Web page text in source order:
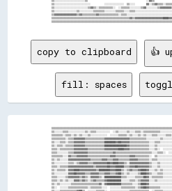
copy to clipboard 👍
fill: spaces
▒▒▒▒▒▒▒▒▒▒▒▒▒▒▒▒▒▒▒▒▒▒▒▒▒▒▒▒▒▒▒▒▒▒▒▒▒▒▒▒▒▒▒▒▒▒▒▒▒▒▒▒▒▒▒▒▒▒▒▒▒▒▒▒▒▒▒▒▒▒▒▒▒▒▒▒▒▒▒▒▒▒▒▒▒▒▒▒▒▒▒▒▒▒▒▒▒▒▒▒▒▒▒▒▒▒▒▒▒▒▒▒▒▒▒▒▒▒▒▒▒▒▒▒▒▒▒▒▒▒▒▒▒▒▒▒▒▒▒▒▒▒▒▒▒▒▒▒▒▒
▒▒░░░░░░▒▒▒▒░░░░░░░░░░░░▒▒░░▒▒▒▒░░░░░░░░░░  ░░▒▒░░░░░░▒▒░░░░▒▒▒▒░░▒▒▒▒▒▒▒▒▒▒▒▒░░░░░░░░░░░░░░░░▒▒░░░░▒▒░░▒▒░░▒▒▒▒  ░░▒▒▒▒░░░░░░░░▒▒▒▒░░░░░░░░░░▒▒░░▒▒▒▒
▒▒▒▒▒▒▒▒░░▒▒▒▒░░▒▒░░▒▒░░░░▒▒░░░░░░░░░░░░  ░░░░░░▒▒▒▒▒▒░░▒▒░░░░▒▒░░▒▒░░░░▒▒▒▒░░░░░░▒▒▒▒░░░░▒▒░░░░▒▒░░░░▒▒▒▒░░▒▒▒▒░░▒▒░░░░▒▒▒▒▒▒▒▒░░░░▒▒░░▒▒░░░░▒▒▒▒▒▒▒▒
▒▒▒▒▒▒▒▒▒▒░░▒▒▒▒▓▓▓▓▓▓▓▓▒▒▒▒▒▒▒▒▒▒▒▒▒▒▓▓▓▓▓▓▓▓▓▓▓▓▓▓▓▓▓▓▒▒▒▒▒▒▒▒▒▒▒▒░░░░░░░░░░▒▒░░░░░░░░░░░░░░░░░░░░░░░░░░░░▒▒▒▒▒▒░░▒▒▒▒░░░░▒▒▒▒▒▒▓▓▓▓▓▓▒▒░░░░░░░░▒▒▒▒
▒▒░░░░▒▒▒▒░░▒▒▒▒▓▓▓▓▓▓▓▓▒▒▒▒▒▒▒▒▒▒▒▒▒▒████████▓▓██▓▓▓▓▓▓▒▒▒▒▒▒▒▒▒▒▒▒▒▒░░░░▒▒▒▒░░░░░░░░░░░░░░░░░░░░▓▓▒▒░░░░░░▒▒▒▒▒▒░░▒▒▒▒░░░░▒▒▒▒▒▒▓▓▓▓▓▓▒▒░░░░░░░░▒▒▒▒
▒▒░░▒▒▒▒░░▒▒▒▒▒▒▓▓▓▓▓▓▓▓▒▒▒▒▒▒▒▒▒▒▒▒▒▒████████████████▓▓▒▒▒▒▒▒▒▒▒▒▒▒▒▒░░░░▒▒░░░░░░░░░░░░░░░░░░░░▒▒▒▒▓▓░░░░░░▒▒▒▒▒▒░░▓▓▓▓▒▒░░▒▒▒▒▒▒▓▓▓▓▒▒▒▒░░░░░░▒▒▒▒▒▒
▒▒▒▒░░▒▒▒▒▒▒▒▒▒▒▓▓▓▓▓▓▓▓▓▓▒▒▒▒▒▒▒▒▒▒▒▒▓▓▓▓▓▓▓▓▓▓████▓▓▓▓▒▒▒▒▒▒▒▒▒▒▒▒▒▒░░░░▒▒░░  ░░░░░░░░░░░░░░░░▒▒▓▓▓▓░░░░░░▒▒▒▒▒▒▓▓▓▓▓▓▓▓▒▒▒▒▒▒▒▒▓▓▓▓▒▒▒▒░░▒▒▒▒▒▒░░▒▒
▒▒▒▒░░░░░░░░▒▒▒▒▓▓▓▓▓▓▓▓▓▓▒▒▒▒▒▒▒▒▒▒▒▒▒▒▒▒▒▒▓▓▒▒▒▒▒▒▒▒▒▒▒▒▒▒▒▒▒▒▒▒▒▒▒▒▒▒░░░░▒▒▒▒░░  ░░░░░░░░  ░░░░░░▓▓░░░░░░▒▒▒▒▒▒▒▒▒▒▓▓▓▓▒▒▒▒▒▒▒▒▓▓▓▓▒▒▒▒░░░░░░░░▒▒▒▒
▒▒▒▒▒▒▒▒░░░░▓▓▒▒▒▒▓▓▓▓▓▓▓▓▒▒▒▒▒▒▒▒▒▒▒▒▒▒▒▒▓▓▓▓▒▒▒▒▒▒▒▒▒▒▓▓▓▓▒▒▒▒▒▒▒▒▒▒░░  ▒▒░░░░░░░░░░░░░░░░░░░░▒▒░░░░░░░░░░▒▒▒▒▒▒▓▓▓▓▓▓▓▓▒▒▒▒▒▒▒▒▓▓▓▓▓▓░░▒▒▒▒░░▒▒▒▒▒▒
▒▒░░▒▒░░░░░░▓▓▓▓▓▓▓▓▓▓▓▓▓▓▓▓▒▒▒▒▒▒▒▒▓▓▓▓▒▒▒▒▓▓▓▓▒▒▒▒▒▒▒▒▓▓▓▓▓▓▒▒▒▒▒▒▒▒░░▒▒▒▒░░░░░░░░░░░░░░░░░░▒▒░░░░░░▒▒░░░░▒▒▒▒▒▒▓▓▓▓▓▓▓▓░░▒▒▒▒▒▒▓▓▒▒░░░░░░▒▒░░▒▒▒▒▒▒
▒▒░░░░░░░░░░▒▒▒▒░░▒▒▓▓▓▓▓▓▒▒▒▒▓▓▓▓▓▓▓▓▓▓██▓▓████▓▓▓▓▒▒░░▓▓▓▓▓▓▓▓▓▓▓▓▓▓▒▒░░░░▒▒░░░░░░░░░░░░░░░░░░░░░░░░▒▒░░░░▓▓▓▓▒▒██▓▓▓▓▒▒▒▒░░▒▒▒▒▓▓▒▒▒▒▒▒░░░░▒▒░░░░▒▒
▒▒▒▒░░▒▒▒▒▒▒▓▓▓▓▓▓▓▓▓▓▓▓▓▓▓▓▓▓▒▒▓▓▓▓▓▓▓▓██▓▓▓▓██████▒▒▒▒▓▓▓▓██▓▓▓▓▓▓▓▓▒▒░░░░▒▒░░░░░░░░░░░░░░░░░░░░░░░░▒▒░░░░▓▓▓▓▒▒░░▒▒▒▒▒▒▒▒░░░░▒▒▓▓▒▒▒▒▒▒░░░░▒▒░░▒▒▒▒
▒▒░░▒▒▒▒▒▒░░▓▓▓▓████▓▓▓▓▓▓▓▓▓▓▓▓▒▒████████▓▓▓▓████▒▒░░▒▒▓▓▒▒▒▒▓▓████▓▓░░░░▒▒░░▒▒░░░░░░░░░░░░░░░░░░░░░░▒▒░░░░▓▓██▒▒▒▒▒▒▒▒▒▒▓▓▓▓░░▓▓▓▓▒▒▒▒▒▒▒▒▒▒▒▒░░▒▒▒▒
▒▒░░░░░░░░░░▓▓▓▓██▓▓▓▓▓▓▒▒▒▒▓▓▓▓▓▓▒▒▒▒▓▓▓▓▒▒▒▒▓▓██▒▒░░▒▒░░░░░░▒▒████▓▓▒▒░░░░▒▒▒▒░░░░░░░░░░░░░░░░░░▒▒▒▒▒▒░░░░▓▓▓▓▒▒▒▒░░▒▒░░▒▒▓▓░░▒▒▓▓▒▒▒▒▓▓░░▒▒░░░░▒▒▒▒
▒▒▒▒░░░░░░▒▒▓▓▓▓▓▓▓▓▒▒▓▓▒▒░░▓▓▓▓▓▓▒▒░░████████████▒▒▒▒░░░░░░▒▒▒▒▒▒██▓▓░░▒▒▒▒▒▒▒▒░░░░░░░░░░░░░░░░░░░░▓▓▓▓░░░░▓▓▓▓▓▓▒▒▒▒▒▒░░░░░░▒▒▒▒▓▓░░░░░░░░▒▒░░▒▒▒▒▒▒
▒▒▒▒░░▒▒░░▒▒░░░░▓▓▓▓▒▒▓▓▒▒░░▒▒▓▓▒▒▒▒▒▒▓▓██████████░░░░░░▒▒▒▒░░▒▒▓▓▓▓▓▓░░░░▒▒░░░░░░░░░░░░░░░░░░░░░░░░▒▒▒▒▒▒░░▓▓▓▓▒▒▓▓▒▒▒▒▒▒▒▒▒▒▒▒▒▒▓▓  ░░░░▒▒░░░░░░▒▒▒▒
▒▒░░▒▒░░░░░░░░▒▒▒▒▒▒▒▒▒▒▒▒▒▒▒▒▒▒▒▒▓▓░░▓▓██████████▒▒▒▒▒▒▒▒░░░░▒▒████▓▓░░░░░░░░░░░░░░░░░░░░░░░░░░░░░░▒▒▒▒▒▒░░▓▓▓▓▒▒▓▓▒▒▒▒░░░░▓▓▒▒▒▒▓▓      ░░░░░░░░▒▒▒▒
▒▒░░  ░░░░░░▒▒▒▒▒▒▒▒▒▒▒▒▒▒░░▒▒▒▒▒▒▒▒░░░░  ░░░░░░░░▒▒▒▒▒▒▒▒▒▒░░▒▒▓▓██▓▓▒▒▒▒▒▒▒▒░░░░░░░░░░░░░░░░░░▒▒▒▒▓▓▒▒▒▒░░▓▓▒▒▒▒▒▒▒▒▒▒▒▒██▓▓▒▒▒▒▓▓  ░░░░░░░░░░▒▒▒▒▒▒
▒▒░░░░▒▒▒▒▒▒▒▒▒▒▒▒▓▓██▒▒  ░░░░░░▒▒▒▒▒▒░░  ░░░░░░░░░░░░░░▒▒▒▒▒▒▒▒▒▒▒▒▒▒  ░░▒▒▒▒▒▒░░░░░░░░░░░░░░░░▓▓██▓▓▒▒▒▒▒▒▓▓▒▒▓▓██▓▓████▓▓▓▓▓▓▒▒▓▓░░    ▒▒▒▒▒▒▒▒░░▒▒
▒▒░░░░░░░░░░▒▒▒▒▒▒▒▒▒▒▒▒░░░░░░▒▒▒▒░░░░░░  ░░░░░░░░░░░░░░░░▒▒▒▒▒▒▒▒▒▒░░▒▒▒▒░░░░▒▒░░░░░░░░░░░░░░░░▒▒██▓▓▒▒▒▒▒▒▒▒▒▒▒▒▓▓██████▓▓▓▓▓▓▒▒▓▓░░░░░░▒▒▒▒░░░░░░▒▒
▒▒░░░░░░░░░░▒▒▒▒▒▒▒▒▒▒░░░░░░░░░░░░░░░░░░░░░░░░░░░░░░░░░░░░░░▒▒▒▒▒▒▒▒▒▒▒▒▒▒░░░░░░░░░░░░░░░░░░░░░░▒▒██▓▓▒▒▒▒▒▒▒▒▒▒▒▒▓▓██████▓▓▓▓▓▓▓▓▒▒░░  ░░░░░░  ░░░░▒▒
▒▒▒▒▒▒░░░░▒▒▒▒▒▒▒▒▒▒░░░░░░░░░░░░░░░░░░░░░░░░░░░░░░░░░░░░░░░░▒▒▒▒▒▒▒▒▒▒░░░░▒▒▒▒░░░░░░░░░░░░░░░░░░▒▒██▓▓▒▒▒▒▒▒▓▓▒▒▒▒▓▓██████▓▓▓▓▒▒▓▓▒▒░░░░░░▒▒▒▒▒▒░░▒▒▒▒
▒▒░░▒▒▒▒▒▒░░▒▒░░▒▒░░░░░░░░░░░░░░░░░░░░░░░░░░░░░░░░░░░░░░░░░░░░▒▒▒▒▒▒░░░░▒▒▒▒░░░░░░░░░░░░░░░░░░░░▒▒██▓▓▒▒▒▒▒▒▓▓▒▒▒▒▓▓██████▓▓▓▓▒▒▓▓▒▒░░░░░░░░░░▒▒░░▒▒▒▒
▒▒░░░░▒▒░░░░▒▒▒▒░░░░░░░░░░░░░░░░░░░░░░░░░░░░░░░░░░░░░░░░░░░░░░░░▒▒▒▒▒▒▒▒░░░░▒▒▒▒░░░░░░░░░░░░░░░░▓▓▓▓██▒▒▒▒▒▒▓▓▒▒▓▓▓▓████████▓▓▒▒▓▓▒▒░░░░░░░░░░░░░░░░▒▒
▒▒▒▒░░▒▒░░▒▒▒▒▒▒▒▒░░░░░░░░░░░░░░░░░░░░░░░░░░░░░░░░░░░░░░░░░░░░░░░░▒▒▒▒▒▒▒▒░░░░▒▒░░░░░░░░░░░░░░░░▓▓██████████▓▓▓▓▓▓▓▓██▓▓████▓▓▒▒▒▒░░░░░░░░▒▒▒▒▒▒░░▒▒▒▒
▒▒▒▒▒▒▒▒░░▒▒▒▒░░░░░░░░▒▒▒▒░░░░▒▒▒▒▒▒▒▒░░░░░░▒▒▒▒▒▒▒▒▒▒▒▒░░░░▒▒░░▒▒░░░░░░▒▒▒▒░░░░▒▒▒▒░░░░░░▒▒▒▒▒▒░░░░░░░░░░▒▒▒▒░░░░▒▒▒▒░░░░▒▒▒▒▒▒░░░░░░░░░░▒▒▒▒▒▒▒▒▒▒▒▒
▒▒░░░░░░░░░░░░░░▒▒▒▒░░░░░░░░░░▒▒░░░░░░░░░░░░░░░░░░░░▒▒▒▒▒▒░░░░░░░░░░░░░░░░▒▒░░▒▒▒▒░░░░░░▒▒░░▒▒░░░░░░░░░░░░░░▒▒▒▒▒▒▒▒░░▒▒▒▒░░▒▒▒▒▒▒▒▒░░░░░░▒▒▒▒▒▒░░▒▒▒▒
▒▒░░░░░░░░▒▒▓▓▒▒▒▒▒▒▒▒▒▒▒▒▒▒▒▒▒▒▒▒▒▒▒▒▒▒▒▒░░▒▒▒▒▒▒▒▒▒▒▒▒▒▒▒▒▓▓▓▓▓▓▓▓▒▒▒▒▒▒▒▒▒▒▓▓▓▓▓▓▓▓▓▓▓▓▓▓▓▓▓▓▓▓▓▓▓▓▓▓▓▓▓▓████▓▓▓▓▓▓▓▓▓▓▒▒▒▒▒▒░░░░░░░░▓▓░░░░░░▒▒▒▒▒▒
▒▒▒▒░░░░▒▒▒▒▒▒▒▒▒▒▒▒▒▒▒▒▒▒▓▓▓▓▓▓▓▓▓▓▒▒▒▒▒▒▒▒▒▒▓▓▒▒▒▒▒▒▓▓▓▓▓▓▓▓▓▓▓▓▓▓▒▒░░░░▒▒░░▓▓▓▓▓▓▓▓▓▓▒▒▓▓▓▓▓▓▓▓▓▓▓▓▓▓▓▓▓▓▓▓▓▓▓▓▓▓▓▓▓▓▓▓▓▓        ░░░░▒▒░░░░░░▒▒▒▒▒▒
▒▒▒▒▒▒▒▒░░▒▒▒▒▒▒▒▒▒▒▒▒▒▒▒▒▓▓▒▒▓▓▓▓▓▓▓▓▓▓▒▒▓▓▓▓▓▓▓▓▒▒▒▒▓▓▓▓▒▒▓▓▓▓▓▓▓▓▒▒░░░░░░░░▓▓▓▓▓▓▓▓▓▓▒▒▒▒▓▓▒▒▓▓▒▒▒▒▒▒▒▒▒▒▒▒▓▓▓▓▓▓▓▓▓▓▓▓▓▓▓▓▓▓▓▓▓▓▓▓▓▓▓▓░░▒▒░░▒▒▒▒▒▒
▒▒░░░░░░░░░░▓▓▒▒▒▒▒▒▒▒▒▒░░▓▓▓▓▓▓▓▓██▓▓▒▒▒▒▓▓██████▒▒▒▒▓▓▒▒▒▒▓▓▒▒▒▒██▓▓▒▒░░▒▒░░▓▓██████▓▓▓▓▒▒▒▒▒▒▒▒▒▒▒▒▒▒▒▒▒▒▒▒▒▒▒▒▒▒▒▒▒▒▒▒▓▓▓▓▓▓▓▓▓▓▓▓▓▓▓▓░░░░░░░░░░▒▒
▒▒░░▒▒░░░░▒▒▒▒▒▒▒▒▒▒▒▒▒▒▒▒▓▓▓▓▓▓▓▓▓▓▓▓░░▒▒▓▓▓▓▓▓▓▓▒▒▒▒▓▓▒▒▒▒▓▓▓▓▓▓▓▓▓▓░░░░░░▒▒▓▓████████▓▓▓▓▓▓▒▒▒▒▒▒▒▒▒▒▒▒▒▒▒▒▒▒▒▒▒▒▒▒▒▒▒▒▒▒▒▒▒▒▒▒▓▓▓▓▓▓▓▓▒▒▒▒░░░░▒▒▒▒
▒▒▒▒░░▒▒░░░░▒▒▒▒▒▒▒▒▒▒▒▒▒▒▒▒▒▒▓▓▒▒▒▒▒▒▒▒██▒▒▓▓██▓▓▒▒▒▒▒▒▒▒▒▒▓▓▓▓▓▓▓▓▓▓░░░░░░░░▓▓██████████████▒▒▒▒▒▒▒▒▒▒▒▒▓▓▓▓▓▓▓▓▒▒▒▒▒▒▒▒▒▒▒▒▒▒▒▒▒▒▓▓▓▓▓▓▒▒░░░░▒▒░░▒▒
▒▒░░▒▒░░░░░░▒▒▒▒▒▒▒▒▒▒▒▒▒▒████▓▓▒▒░░░░▓▓██▓▓▓▓▓▓▓▓▓▓▓▓▒▒▒▒▒▒▓▓▒▒▓▓██▓▓▒▒░░░░░░▓▓██████████████▒▒▒▒▒▒▒▒▒▒▒▒▒▒▒▒▒▒▒▒▒▒██████▒▒▒▒▒▒▓▓▒▒▓▓▓▓▓▓░░▒▒░░░░░░▒▒
▒▒▒▒░░░░  ▒▒▒▒▒▒▒▒▒▒▒▒▒▒▒▒▓▓▓▓▓▓▓▓░░▒▒▓▓██▓▓▓▓▓▓▓▓▒▒▒▒▒▒▒▒▒▒▓▓▒▒▓▓██▒▒▒▒▒▒▒▒░░▓▓██████████████▒▒▒▒▒▒▒▒▒▒▒▒▒▒▒▒▒▒▒▒▒▒████▓▓▒▒▒▒▒▒▒▒▒▒▒▒▓▓▓▓▒▒░░▒▒░░▒▒▒▒
▒▒▒▒▒▒▒▒▒▒░░████████▓▓▒▒▒▒▓▓▓▓▓▓▓▓▓▓▓▓▓▓██▓▓▓▓▓▓▓▓▒▒░░▒▒▒▒▒▒▒▒▒▒████▒▒░░▒▒▒▒▒▒▓▓██████████████▒▒▒▒▒▒▒▒▒▒▒▒▒▒▒▒▒▒▒▒▒▒██████▒▒▒▒▒▒▒▒▒▒▓▓▓▓▓▓▒▒▒▒▒▒▒▒▒▒▒▒
▒▒▒▒▒▒▒▒▒▒░░▓▓▓▓▓▓▓▓▓▓▓▓▒▒▒▒▒▒▓▓▓▓▓▓▓▓▓▓▒▒░░▓▓▓▓▓▓▒▒▒▒▒▒▒▒░░░░▓▓▓▓▒▒▒▒░░▒▒░░░░▓▓████▓▓▓▓▓▓▓▓▓▓▒▒▒▒░░░░▓▓▓▓▓▓▓▓▒▒▒▒▒▒██████▒▒▒▒▒▒▒▒▒▒▓▓▓▓▓▓░░▒▒▒▒▒▒▒▒▒▒